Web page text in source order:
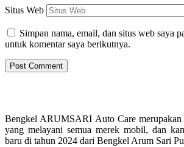
Situs Web
Simpan nama, email, dan situs web saya
untuk komentar saya berikutnya.
Bengkel ARUMSARI Auto Care
yang melayani semua merek mobil, dan
baru di tahun 2024 dari Bengkel Arum Sari